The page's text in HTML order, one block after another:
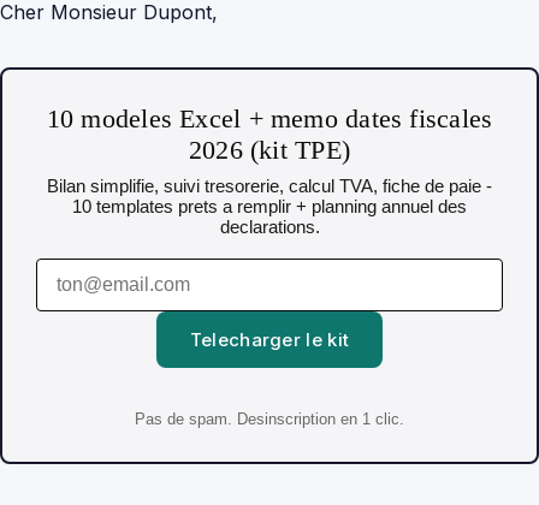
Cher Monsieur Dupont,
10 modeles Excel + memo dates fiscales
2026 (kit TPE)
Bilan simplifie, suivi tresorerie, calcul TVA, fiche de paie -
10 templates prets a remplir + planning annuel des
declarations.
Telecharger le kit
Pas de spam. Desinscription en 1 clic.